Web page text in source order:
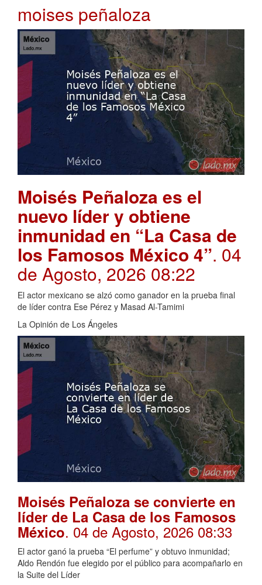
moises peñaloza
Moisés Peñaloza es el
nuevo líder y obtiene
inmunidad en “La Casa de
los Famosos México 4”. 04
de Agosto, 2026 08:22
El actor mexicano se alzó como ganador en la prueba final
de líder contra Ese Pérez y Masad Al-Tamimi
La Opinión de Los Ángeles
Moisés Peñaloza se convierte en
líder de La Casa de los Famosos
México. 04 de Agosto, 2026 08:33
El actor ganó la prueba “El perfume” y obtuvo inmunidad;
Aldo Rendón fue elegido por el público para acompañarlo en
la Suite del Líder